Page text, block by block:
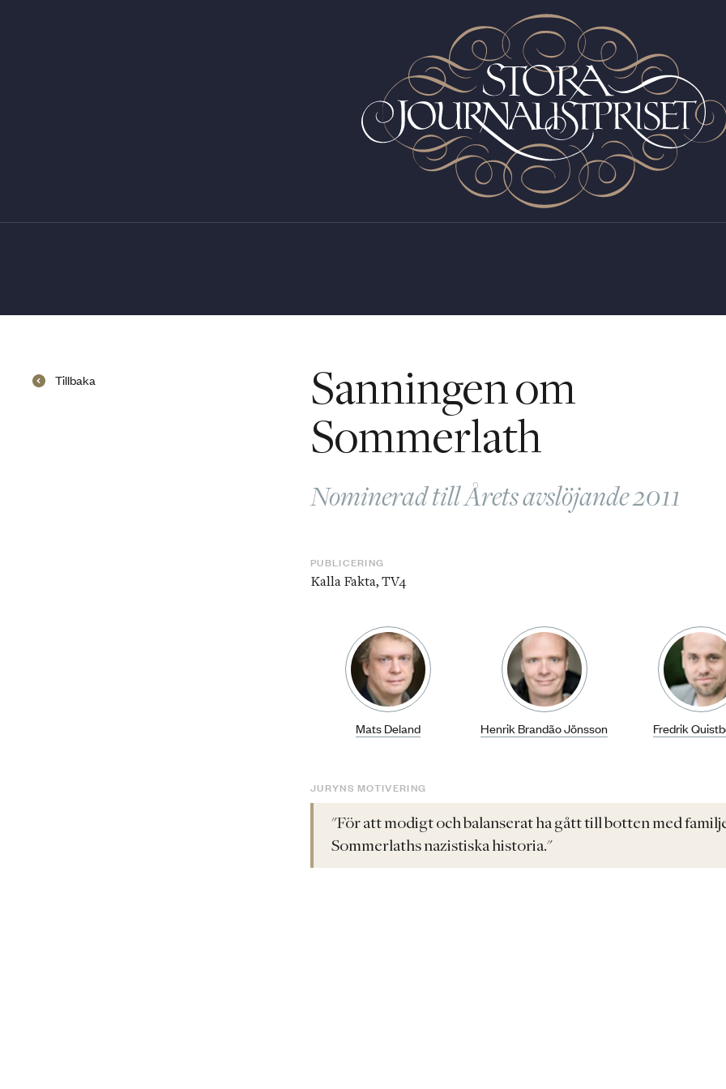
Sanningen om
Sommerlath
Nominerad till Årets avslöjande 2011
PUBLICERING
Kalla Fakta, TV4
Mats Deland Henrik Brandão Jönsson Fredrik
JURYNS MOTIVERING
"För att modigt och balanserat ha gått till botten med
Sommerlaths nazistiska historia."
Tillbaka